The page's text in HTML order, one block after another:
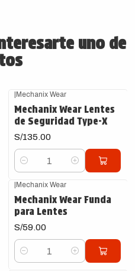
uno de
|Mechanix Wear
Mechanix Wear Lentes
de Seguridad Type-X
S/135.00
Cantidad
|Mechanix Wear
Mechanix Wear Funda
para Lentes
S/59.00
Cantidad